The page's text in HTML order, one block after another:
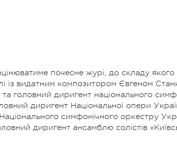
почесне журі, до складу якого
із видатним композитором Євгеном
головний диригент національного
диригент Національної опери
симфонічного оркестру
диригент ансамблю солістів